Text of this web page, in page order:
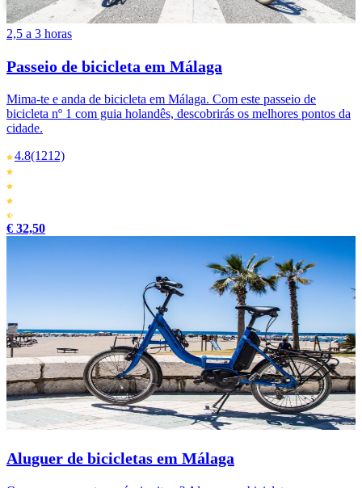
2,5 a 3 horas
Passeio de bicicleta em Málaga
Mima-te e anda de bicicleta em Málaga. Com este passeio de
bicicleta nº 1 com guia holandês, descobrirás os melhores pontos da
cidade.
4.8(1212)
€ 32,50
Aluguer de bicicletas em Málaga